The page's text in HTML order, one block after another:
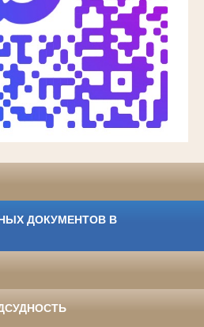
ДОКУМЕНТОВ В